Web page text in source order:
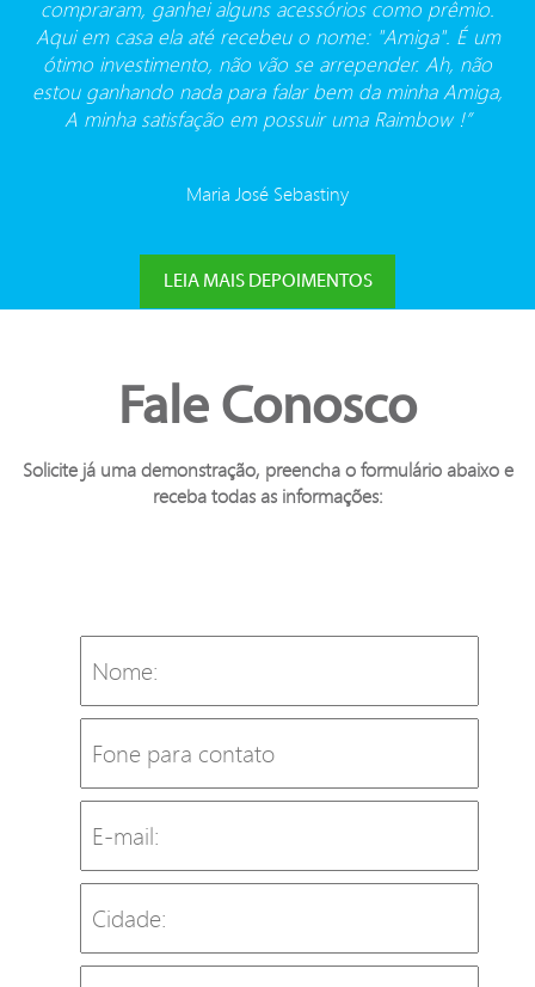
compraram, ganhei alguns acessórios como prêmio.
Aqui em casa ela até recebeu o nome: "Amiga". É um
ótimo investimento, não vão se arrepender. Ah, não
estou ganhando nada para falar bem da minha Amiga,
A minha satisfação em possuir uma Raimbow !”
Maria José Sebastiny
Fale Conosco
Solicite já uma demonstração, preencha o formulário abaixo e
receba todas as informações: